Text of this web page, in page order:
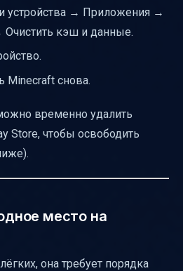
устройства → Приложения →
Очистить кэш и данные.
Minecraft снова.
временно удалить
Store, чтобы освободить
место на
она требует порядка